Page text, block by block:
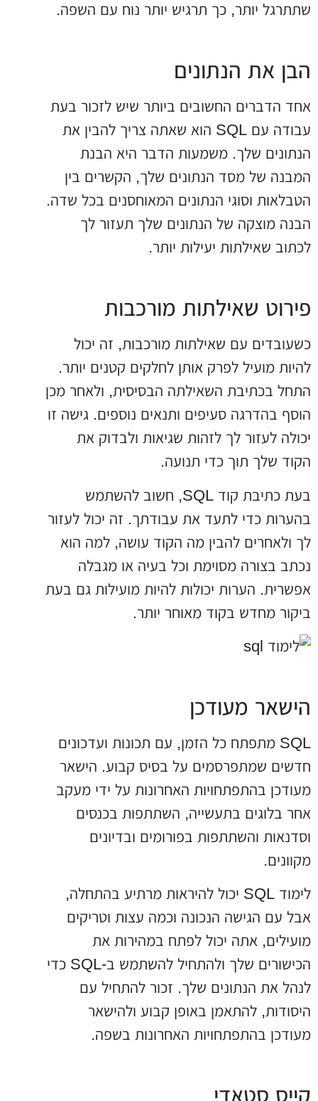
שתתרגל יותר, כך תרגיש יותר נוח עם השפה.
הבן את הנתונים
אחד הדברים החשובים ביותר שיש לזכור בעת
עבודה עם SQL הוא שאתה צריך להבין את
הנתונים שלך. משמעות הדבר היא הבנת
המבנה של מסד הנתונים שלך, הקשרים בין
הטבלאות וסוגי הנתונים המאוחסנים בכל שדה.
הבנה מוצקה של הנתונים שלך תעזור לך
לכתוב שאילתות יעילות יותר.
פירוט שאילתות מורכבות
כשעובדים עם שאילתות מורכבות, זה יכול
להיות מועיל לפרק אותן לחלקים קטנים יותר.
התחל בכתיבת השאילתה הבסיסית, ולאחר מכן
הוסף בהדרגה סעיפים ותנאים נוספים. גישה זו
יכולה לעזור לך לזהות שגיאות ולבדוק את
הקוד שלך תוך כדי תנועה.
בעת כתיבת קוד SQL, חשוב להשתמש
בהערות כדי לתעד את עבודתך. זה יכול לעזור
לך ולאחרים להבין מה הקוד עושה, למה הוא
נכתב בצורה מסוימת וכל בעיה או מגבלה
אפשרית. הערות יכולות להיות מועילות גם בעת
ביקור מחדש בקוד מאוחר יותר.
הישאר מעודכן
SQL מתפתח כל הזמן, עם תכונות ועדכונים
חדשים שמתפרסמים על בסיס קבוע. הישאר
מעודכן בהתפתחויות האחרונות על ידי מעקב
אחר בלוגים בתעשייה, השתתפות בכנסים
וסדנאות והשתתפות בפורומים ובדיונים
מקוונים.
לימוד SQL יכול להיראות מרתיע בהתחלה,
אבל עם הגישה הנכונה וכמה עצות וטריקים
מועילים, אתה יכול לפתח במהירות את
הכישורים שלך ולהתחיל להשתמש ב-SQL כדי
לנהל את הנתונים שלך. זכור להתחיל עם
היסודות, להתאמן באופן קבוע ולהישאר
מעודכן בהתפתחויות האחרונות בשפה.
קייס סטאדי